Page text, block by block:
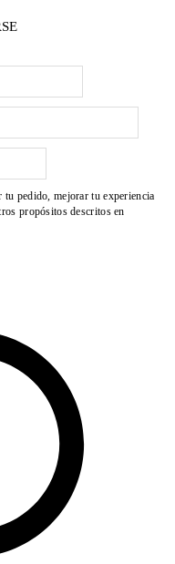
tu pedido, mejorar tu experiencia
propósitos descritos en